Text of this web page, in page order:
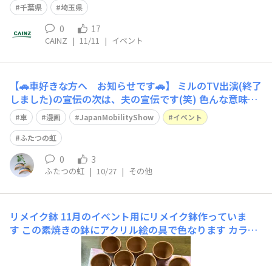
千葉県 埼玉県
0 17
CAINZ | 11/11 | イベント
【🚗車好きな方へ お知らせです🚗】 ミルのTV出演(終了
しました)の宣伝の次は、夫の宣伝です(笑) 色んな意味
で、今まででいちばん大変だったかもしれない依頼案件。
1ヶ月以上休み無く、唸って踏ん張って、『何クソ！』と
吠えながら、それでも『オファーされたからには少しでも
良いモノを描くんだ！』とプロ
車 漫画 JapanMobilityShow
イベント
ふたつの虹
0 3
ふたつの虹 | 10/27 | その他
リメイク鉢 11月のイベント用にリメイク鉢作っていま
す この素焼きの鉢にアクリル絵の具で色なります カラフ
ルに色なりました。 今日はここまで 後はどんな風にしよ